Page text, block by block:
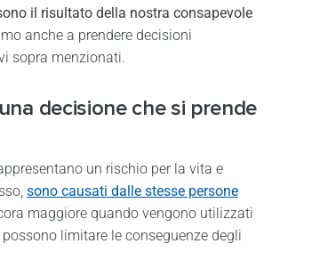
il risultato della nostra consapevole
anche a prendere decisioni
sopra menzionati.
decisione che si prende
un rischio per la vita e
sono causati dalle stesse persone
maggiore quando vengono utilizzati
limitare le conseguenze degli